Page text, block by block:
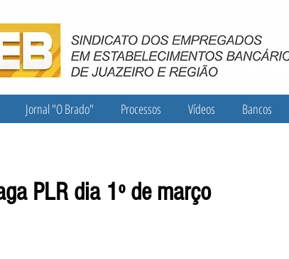
Jornal "O Brado" Processos Vídeos Bancos
PLR dia 1º de março